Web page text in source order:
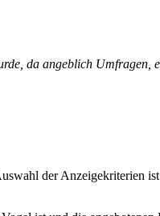
da angeblich Umfragen,
der Anzeigekriterien